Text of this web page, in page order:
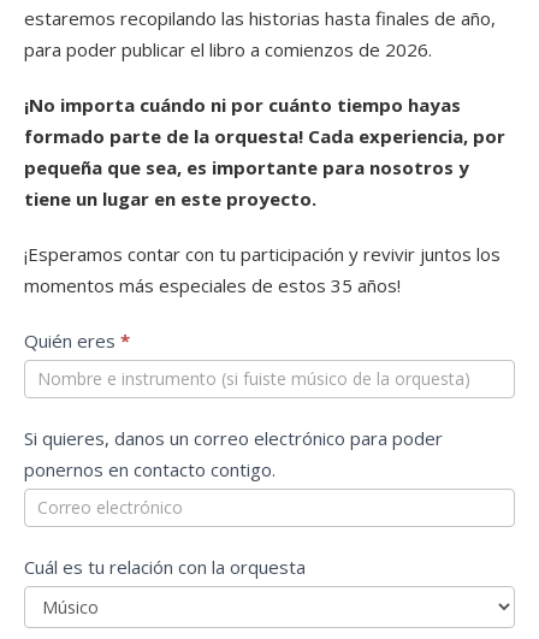
estaremos recopilando las historias hasta finales de año,
para poder publicar el libro a comienzos de 2026.
¡No importa cuándo ni por cuánto tiempo hayas
formado parte de la orquesta! Cada experiencia, por
pequeña que sea, es importante para nosotros y
tiene un lugar en este proyecto.
¡Esperamos contar con tu participación y revivir juntos los
momentos más especiales de estos 35 años!
Recuerdos
Quién eres *
Si quieres, danos un correo electrónico para poder
ponernos en contacto contigo.
Cuál es tu relación con la orquesta